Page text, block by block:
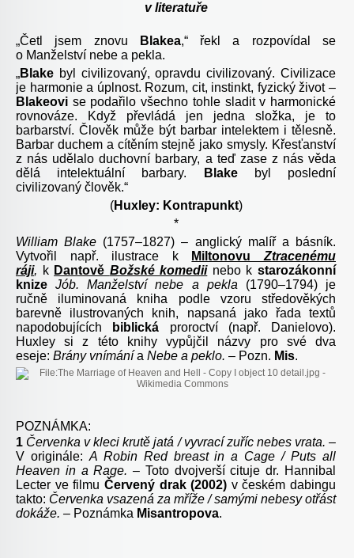
v literatuře
„Četl jsem znovu Blakea,“ řekl a rozpovídal se
o Manželství nebe a pekla.
„Blake byl civilizovaný, opravdu civilizovaný. Civilizace
je harmonie a úplnost. Rozum, cit, instinkt, fyzický život –
Blakeovi se podařilo všechno tohle sladit v harmonické
rovnováze. Když převládá jen jedna složka, je to
barbarství. Člověk může být barbar intelektem i tělesně.
Barbar duchem a cítěním stejně jako smysly. Křesťanství
z nás udělalo duchovní barbary, a teď zase z nás věda
dělá intelektuální barbary.
Blakebyl poslední
civilizovaný člověk.“
(Huxley: Kontrapunkt)
*
William Blake (1757–1827) – anglický malíř a básník.
Vytvořil např. ilustrace k
MiltonovuZtracenému
ráji, k Dantově Božské komediinebo kstarozákonní
knize Jób. Manželství nebe a pekla (1790–1794) je
ručně iluminovaná kniha podle vzoru středověkých
barevně ilustrovaných knih, napsaná jako řada textů
napodobujících
biblická proroctví (např. Danielovo).
Huxley si z této knihy vypůjčil názvy pro své dva
eseje: Brány vnímánía Nebe a peklo. – Pozn. Mis.
POZNÁMKA:
1 Červenka v kleci krutě jatá / vyvrací zuříc nebes vrata. –
V originále: A Robin Red breast in a Cage / Puts all
Heaven in a Rage. – Toto dvojverší cituje dr. Hannibal
Lecter ve filmu Červený drak (2002) v českém dabingu
takto: Červenka vsazená za mříže / samými nebesy otřást
dokáže. – Poznámka Misantropova.